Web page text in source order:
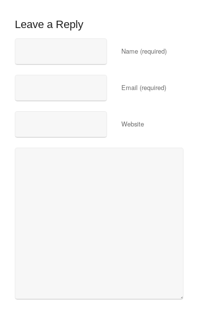
Leave a Reply
Name (required)
Email (required)
Website